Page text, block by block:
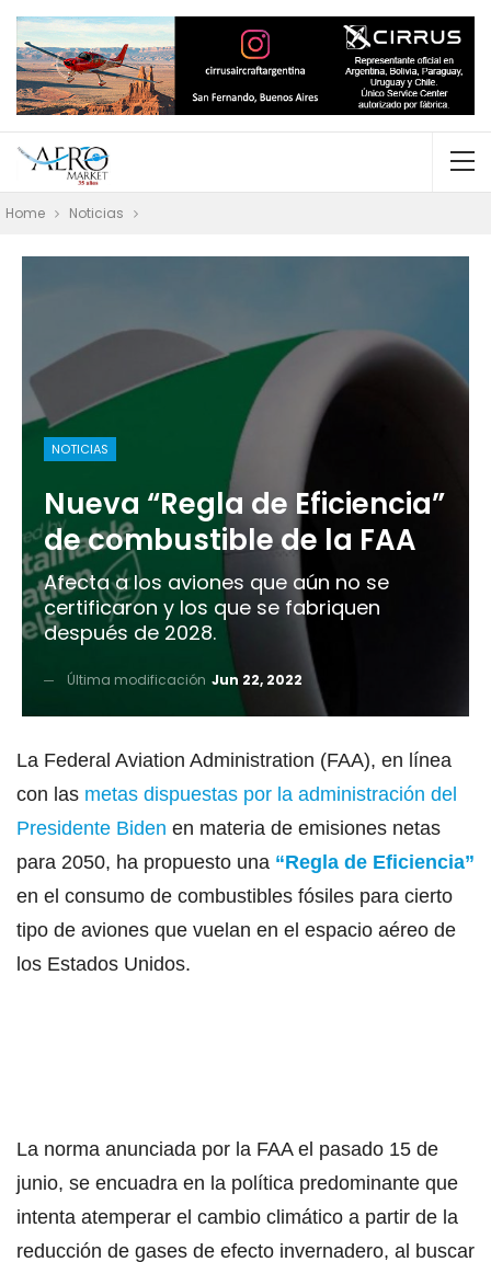
Home Noticias
NOTICIAS
Nueva “Regla de Eficiencia”
de combustible de la FAA
Afecta a los aviones que aún no se
certificaron y los que se fabriquen
después de 2028.
Última modificación Jun 22, 2022
La Federal Aviation Administration (FAA), en línea
con las metas dispuestas por la administración del
Presidente Biden en materia de emisiones netas
para 2050, ha propuesto una “Regla de Eficiencia”
en el consumo de combustibles fósiles para cierto
tipo de aviones que vuelan en el espacio aéreo de
los Estados Unidos.
La norma anunciada por la FAA el pasado 15 de
junio, se encuadra en la política predominante que
intenta atemperar el cambio climático a partir de la
reducción de gases de efecto invernadero, al buscar